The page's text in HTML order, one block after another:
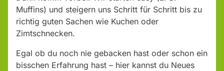
Muffins) und steigern uns Schritt für Schritt bis zu
richtig guten Sachen wie Kuchen oder
Zimtschnecken.
Egal ob du noch nie gebacken hast oder schon ein
bisschen Erfahrung hast – hier kannst du Neues